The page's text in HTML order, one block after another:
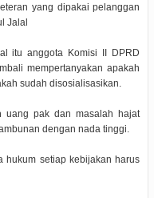
yang dipakai pelanggan
Jalal
itu anggota Komisi II DPRD
mempertanyakan apakah
sudah disosialisasikan.
uang pak dan masalah hajat
dengan nada tinggi.
hukum setiap kebijakan harus